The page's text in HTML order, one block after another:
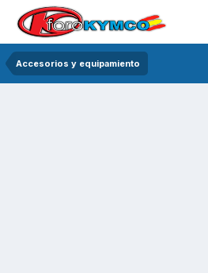
Accesorios y equipamiento